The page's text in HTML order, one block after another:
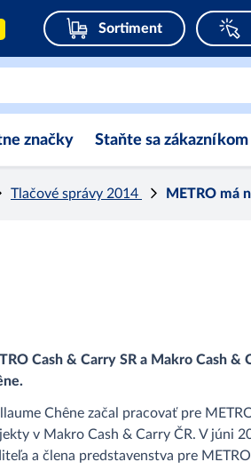
Sortiment
značky Staňte sa zákazníkom
Tlačové správy 2014 METRO má
Cash & Carry SR a Makro Cash
Chêne začal pracovať pre
v Makro Cash & Carry ČR. V júni
a člena predstavenstva pre